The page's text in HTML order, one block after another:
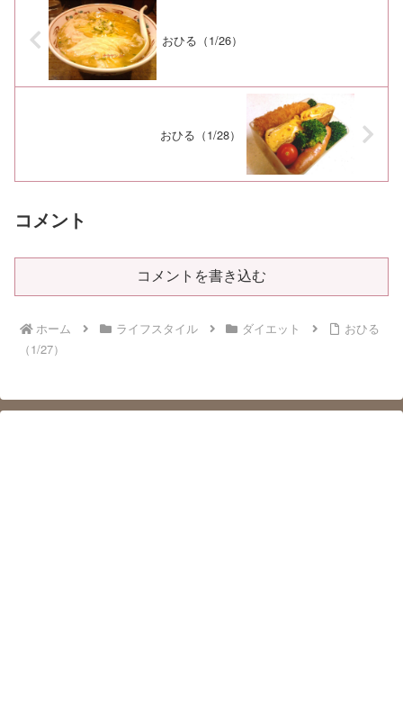
おひる（1/26）
おひる（1/28）
コメント
コメントを書き込む
ホーム ライフスタイル ダイエット
おひる
（1/27）